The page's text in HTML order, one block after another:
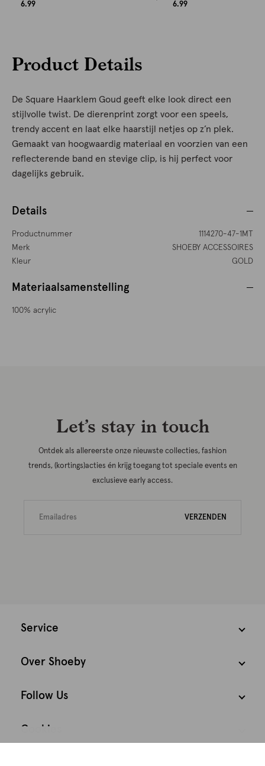
6.99
6.99
Product Details
De Square Haarklem Goud geeft elke look direct een
stijlvolle twist. De dierenprint zorgt voor een speels,
trendy accent en laat elke haarstijl netjes op z’n plek.
Gemaakt van hoogwaardig materiaal en voorzien van een
reflecterende band en stevige clip, is hij perfect voor
dagelijks gebruik.
Details
Productnummer
1114270-47-1MT
Merk
SHOEBY ACCESSOIRES
Kleur
GOLD
Materiaalsamenstelling
100% acrylic
Let’s stay in touch
Ontdek als allereerste onze nieuwste collecties, fashion
trends, (kortings)acties én krijg toegang tot speciale events en
exclusieve early access.
VERZENDEN
Service
Over Shoeby
Follow Us
Cookies